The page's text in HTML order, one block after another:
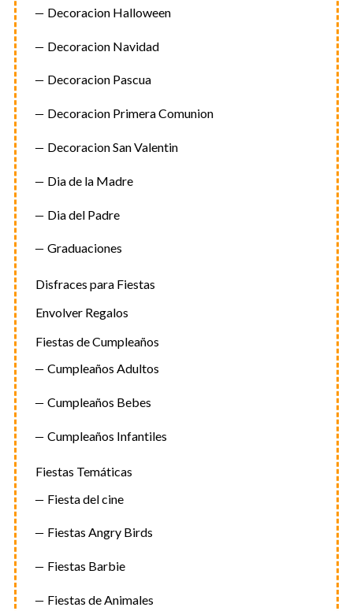
Decoracion Halloween
Decoracion Navidad
Decoracion Pascua
Decoracion Primera Comunion
Decoracion San Valentin
Dia de la Madre
Dia del Padre
Graduaciones
Disfraces para Fiestas
Envolver Regalos
Fiestas de Cumpleaños
Cumpleaños Adultos
Cumpleaños Bebes
Cumpleaños Infantiles
Fiestas Temáticas
Fiesta del cine
Fiestas Angry Birds
Fiestas Barbie
Fiestas de Animales